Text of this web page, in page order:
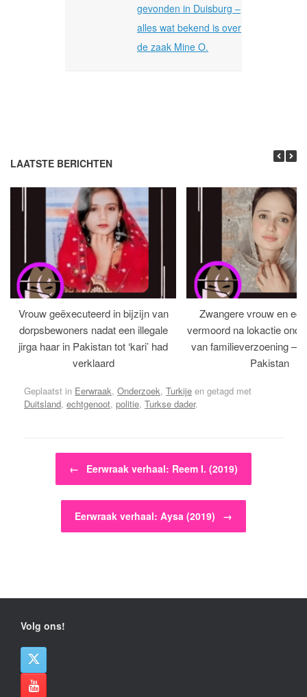
gevonden in Duisburg –
alles wat bekend is over
de zaak Mine O.
LAATSTE BERICHTEN
Vrouw geëxecuteerd in bijzijn van
dorpsbewoners nadat een illegale
jirga haar in Pakistan tot ‘kari’ had
verklaard
Zwangere vrouw en
vermoord na lokactie
van familieverzoening –
Pakistan
Geplaatst in Eerwraak, Onderzoek, Turkije en getagd met
Duitsland, echtgenoot, politie, Turkse dader.
Bericht navigatie
← Eerwraak verhaal: Reem I. (2019)
Eerwraak verhaal: Aysa (2019) →
Volg ons!